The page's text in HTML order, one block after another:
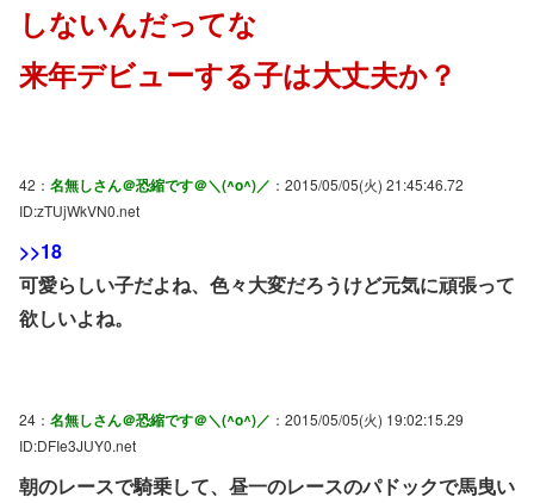
しないんだってな
来年デビューする子は大丈夫か？
42： 名無しさん＠恐縮です＠＼(^o^)／ ：2015/05/05(火) 21:45:46.72
ID:zTUjWkVN0.net
>>18
可愛らしい子だよね、色々大変だろうけど元気に頑張って
欲しいよね。
24： 名無しさん＠恐縮です＠＼(^o^)／ ：2015/05/05(火) 19:02:15.29
ID:DFIe3JUY0.net
朝のレースで騎乗して、昼一のレースのパドックで馬曳い